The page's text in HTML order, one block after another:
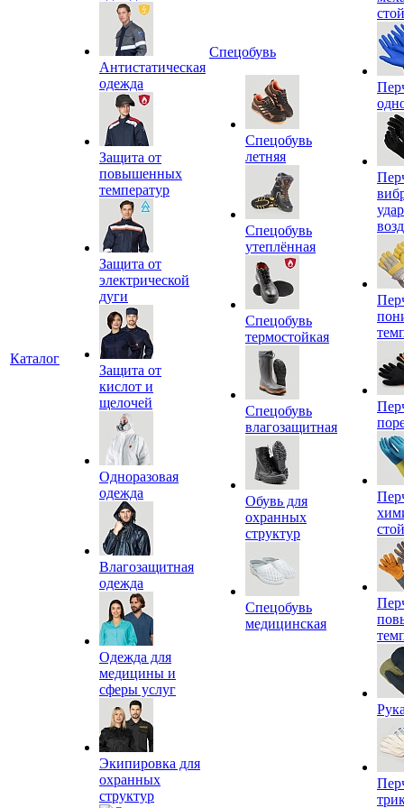
Каталог
Антистатическая
одежда
Защита от
повышенных
температур
Защита от
электрической
дуги
Защита от
кислот и
щелочей
Одноразовая
одежда
Влагозащитная
одежда
Одежда для
медицины и
сферы услуг
Экипировка для
охранных
структур
Спецобувь
Спецобувь
летняя
Спецобувь
утеплённая
Спецобувь
термостойкая
Спецобувь
влагозащитная
Обувь для
охранных
структур
Спецобувь
медицинская